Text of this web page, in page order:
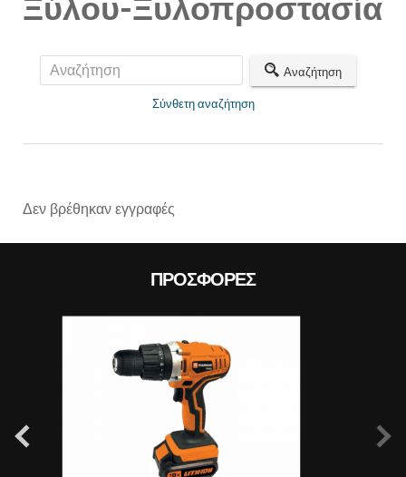
Ξύλου-Ξυλοπροστασία
Αναζήτηση
Σύνθετη αναζήτηση
Δεν βρέθηκαν εγγραφές
ΠΡΟΣΦΟΡΈΣ